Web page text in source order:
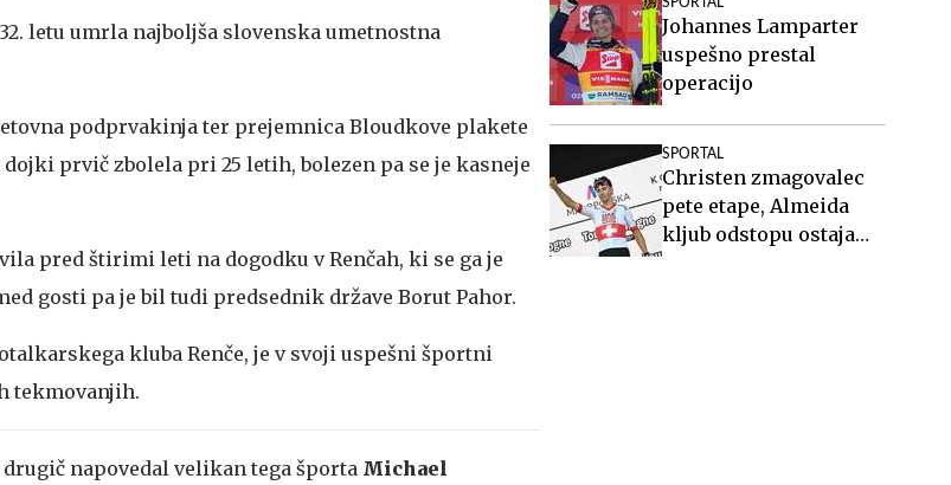
letu umrla najboljša slovenska umetnostna
podprvakinja ter prejemnica Bloudkove plakete
prvič zbolela pri 25 letih, bolezen pa se je kasneje
pred štirimi leti na dogodku v Renčah, ki se ga je
gosti pa je bil tudi predsednik države Borut Pahor.
kluba Renče, je v svoji uspešni športni
tekmovanjih.
napovedal velikan tega športa Michael
Johannes Lamparter
uspešno prestal
operacijo
SPORTAL
Christen zmagovalec
pete etape, Almeida
kljub odstopu ostaja